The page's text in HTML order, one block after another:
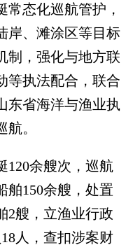
常态化巡航管护，
岸、滩涂区等目标
制，强化与地方联
等执法配合，联合
东省海洋与渔业执
。
余艘次，巡航
舶150余艘，处置
2艘，立渔业行政
人，查扣涉案财